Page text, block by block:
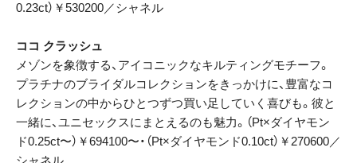
0.23ct）￥530200／シャネル
ココ クラッシュ
メゾンを象徴する、アイコニックなキルティングモチーフ。
プラチナのブライダルコレクションをきっかけに、豊富なコ
レクションの中からひとつずつ買い足していく喜びも。彼と
一緒に、ユニセックスにまとえるのも魅力。（Pt×ダイヤモン
ド0.25ct〜）￥694100〜・（Pt×ダイヤモンド0.10ct）￥270600／